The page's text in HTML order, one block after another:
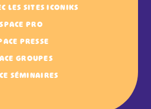
LES SITES ICONIKS
PRO
PRESSE
GROUPES
SÉMINAIRES